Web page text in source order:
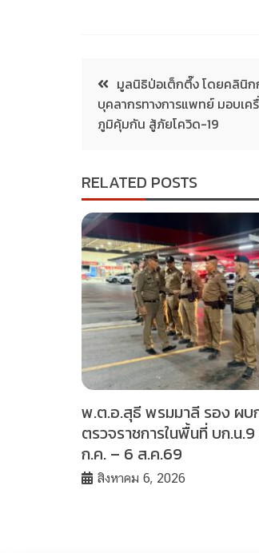
มูลนิธิป่อเต็กตึ๊ง โดยคลินิก
บุคลากรทางการแพทย์ มอบเค
ภูมิคุ้มกัน สู้ภัยโควิด-19
RELATED POSTS
พ.ต.อ.สุธี พรมมาลี รอง ผบ
ตรวจราชการในพื้นที่ บก.น
ก.ค. – 6 ส.ค.69
สิงหาคม 6, 2026